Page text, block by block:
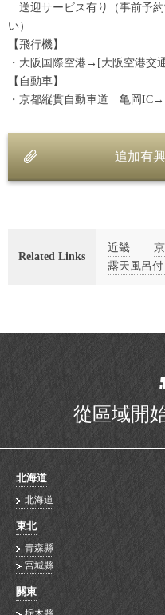
送迎サービス有り（事前予
い）
【飛行機】
・大阪国際空港→[大阪空港
【自動車】
・京都縦貫自動車道 亀岡
追加有
Related Links
近畿
露天風呂付
從區域開
北海道
北海道
東北
青森縣
宮城縣
關東